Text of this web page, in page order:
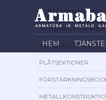
HEM
FÖRSTÄRKNINGSNÄT
ARMERINGSSTÄNGER
ARMERINGSRAMAR
PLÅTSEKTIONER